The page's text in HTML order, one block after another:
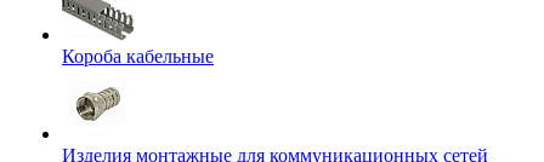
Короба кабельные
Изделия монтажные для коммуникационных сетей